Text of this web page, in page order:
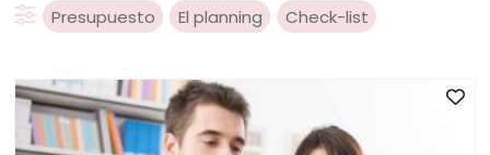
Presupuesto El planning Check-list